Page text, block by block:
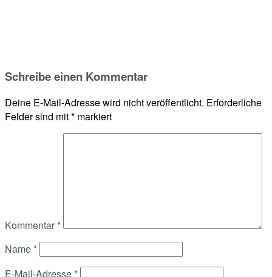
Schreibe einen Kommentar
Deine E-Mail-Adresse wird nicht veröffentlicht. Erforderliche
Felder sind mit* markiert
Kommentar *
Name *
E-Mail-Adresse *